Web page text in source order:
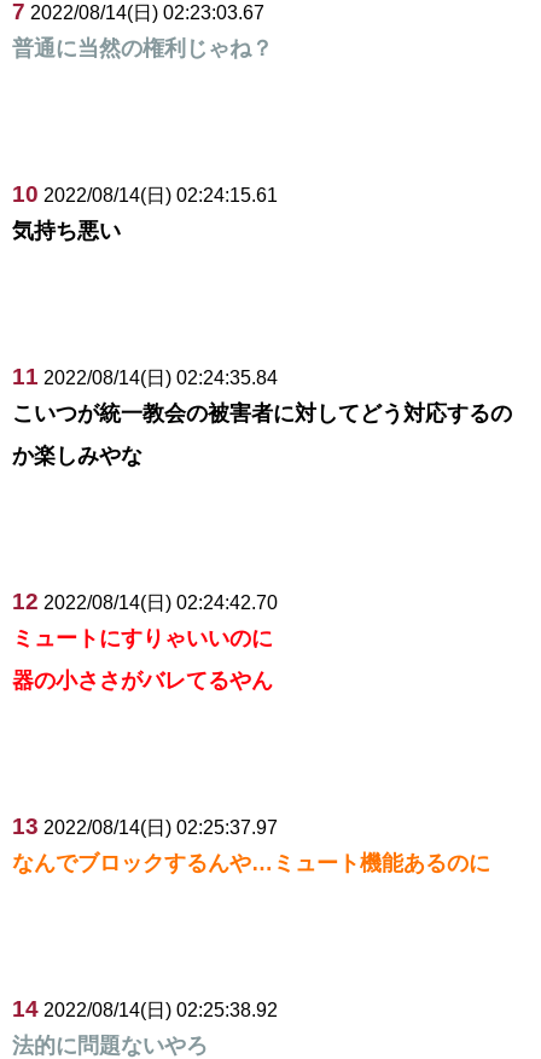
7 2022/08/14(日) 02:23:03.67
普通に当然の権利じゃね？
10 2022/08/14(日) 02:24:15.61
気持ち悪い
11 2022/08/14(日) 02:24:35.84
こいつが統一教会の被害者に対してどう対応するの
か楽しみやな
12 2022/08/14(日) 02:24:42.70
ミュートにすりゃいいのに
器の小ささがバレてるやん
13 2022/08/14(日) 02:25:37.97
なんでブロックするんや…ミュート機能あるのに
14 2022/08/14(日) 02:25:38.92
法的に問題ないやろ